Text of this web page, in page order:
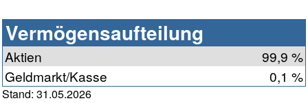
Vermögensaufteilung
Aktien
99,9 %
Geldmarkt/Kasse
0,1 %
Stand: 31.05.2026